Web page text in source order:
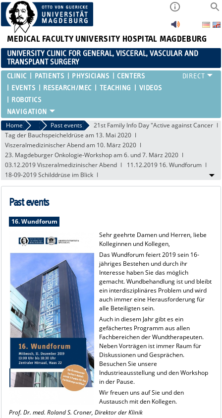
MEDICAL FACULTY UNIVERSITY HOSPITAL MAGDEBURG
UNIVERSITY CLINIC FOR GENERAL, VISCERAL, VASCULAR AND
TRANSPLANT SURGERY
CLINIC PATIENTS PHYSICIANS
CENTERS
EVENTS
RESEARCH/MEC TEACHING
VIDEOS
ROBOTICS
Home EventsPast events
21st Family Info Day "Active against Cancer
Tag der Bauchspeicheldrüse am 13. Mai 2020
Viszeralmedizinischer Abend am 10. März 2020
23. Magdeburger Onkologie-Workshop am 6. und 7. März 2020
03.12.2019 Viszeralmedizinischer Abend
11.12.2019 16. Wundforum
18-09-2019 Schilddrüse im Blick
Past events
16. Wundforum
Sehr geehrte Damen und Herren, liebe
Kolleginnen und Kollegen,
Das Wundforum feiert 2019 sein 16-
jähriges Bestehen und durch ihr
Interesse haben Sie das möglich
gemacht. Wundbehandlung ist und bleibt
ein interdisziplinäres Problem und wird
auch immer eine Herausforderung für
alle Beteiligten sein.
Auch in diesem Jahr gibt es ein
gefächertes Programm aus allen
Fachbereichen der Wundtherapeuten.
Neben Vorträgen ist immer Raum für
Diskussionen und Gesprächen.
Besuchen Sie unsere
Industrieausstellung und den Workshop
in der Pause.
Wir freuen uns auf Sie und den
Austausch mit den Kollegen.
Prof. Dr. med. Roland S. Croner, Direktor der Klinik